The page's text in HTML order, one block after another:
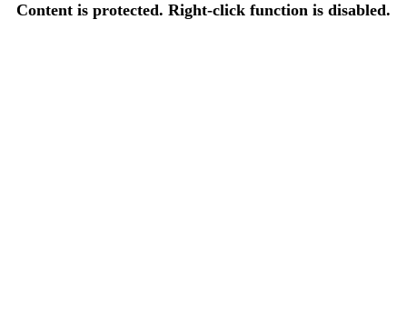
Content is protected. Right-click function is disabled.